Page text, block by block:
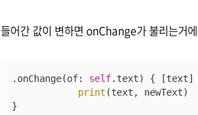
들어간 값이 변하면 onChange가 불리는거
.onChange(of: self.text) { [text]
print (text, newText)
}